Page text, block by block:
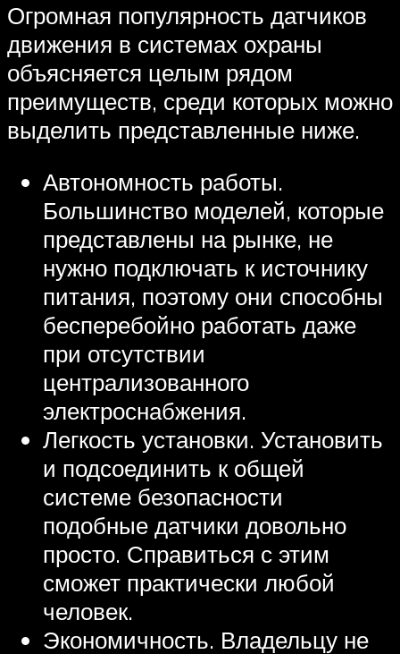
Огромная популярность датчиков
движения в системах охраны
объясняется целым рядом
преимуществ, среди которых можно
выделить представленные ниже.
Автономность работы.
Большинство моделей, которые
представлены на рынке, не
нужно подключать к источнику
питания, поэтому они способны
бесперебойно работать даже
при отсутствии
централизованного
электроснабжения.
Легкость установки. Установить
и подсоединить к общей
системе безопасности
подобные датчики довольно
просто. Справиться с этим
сможет практически любой
человек.
Экономичность. Владельцу не